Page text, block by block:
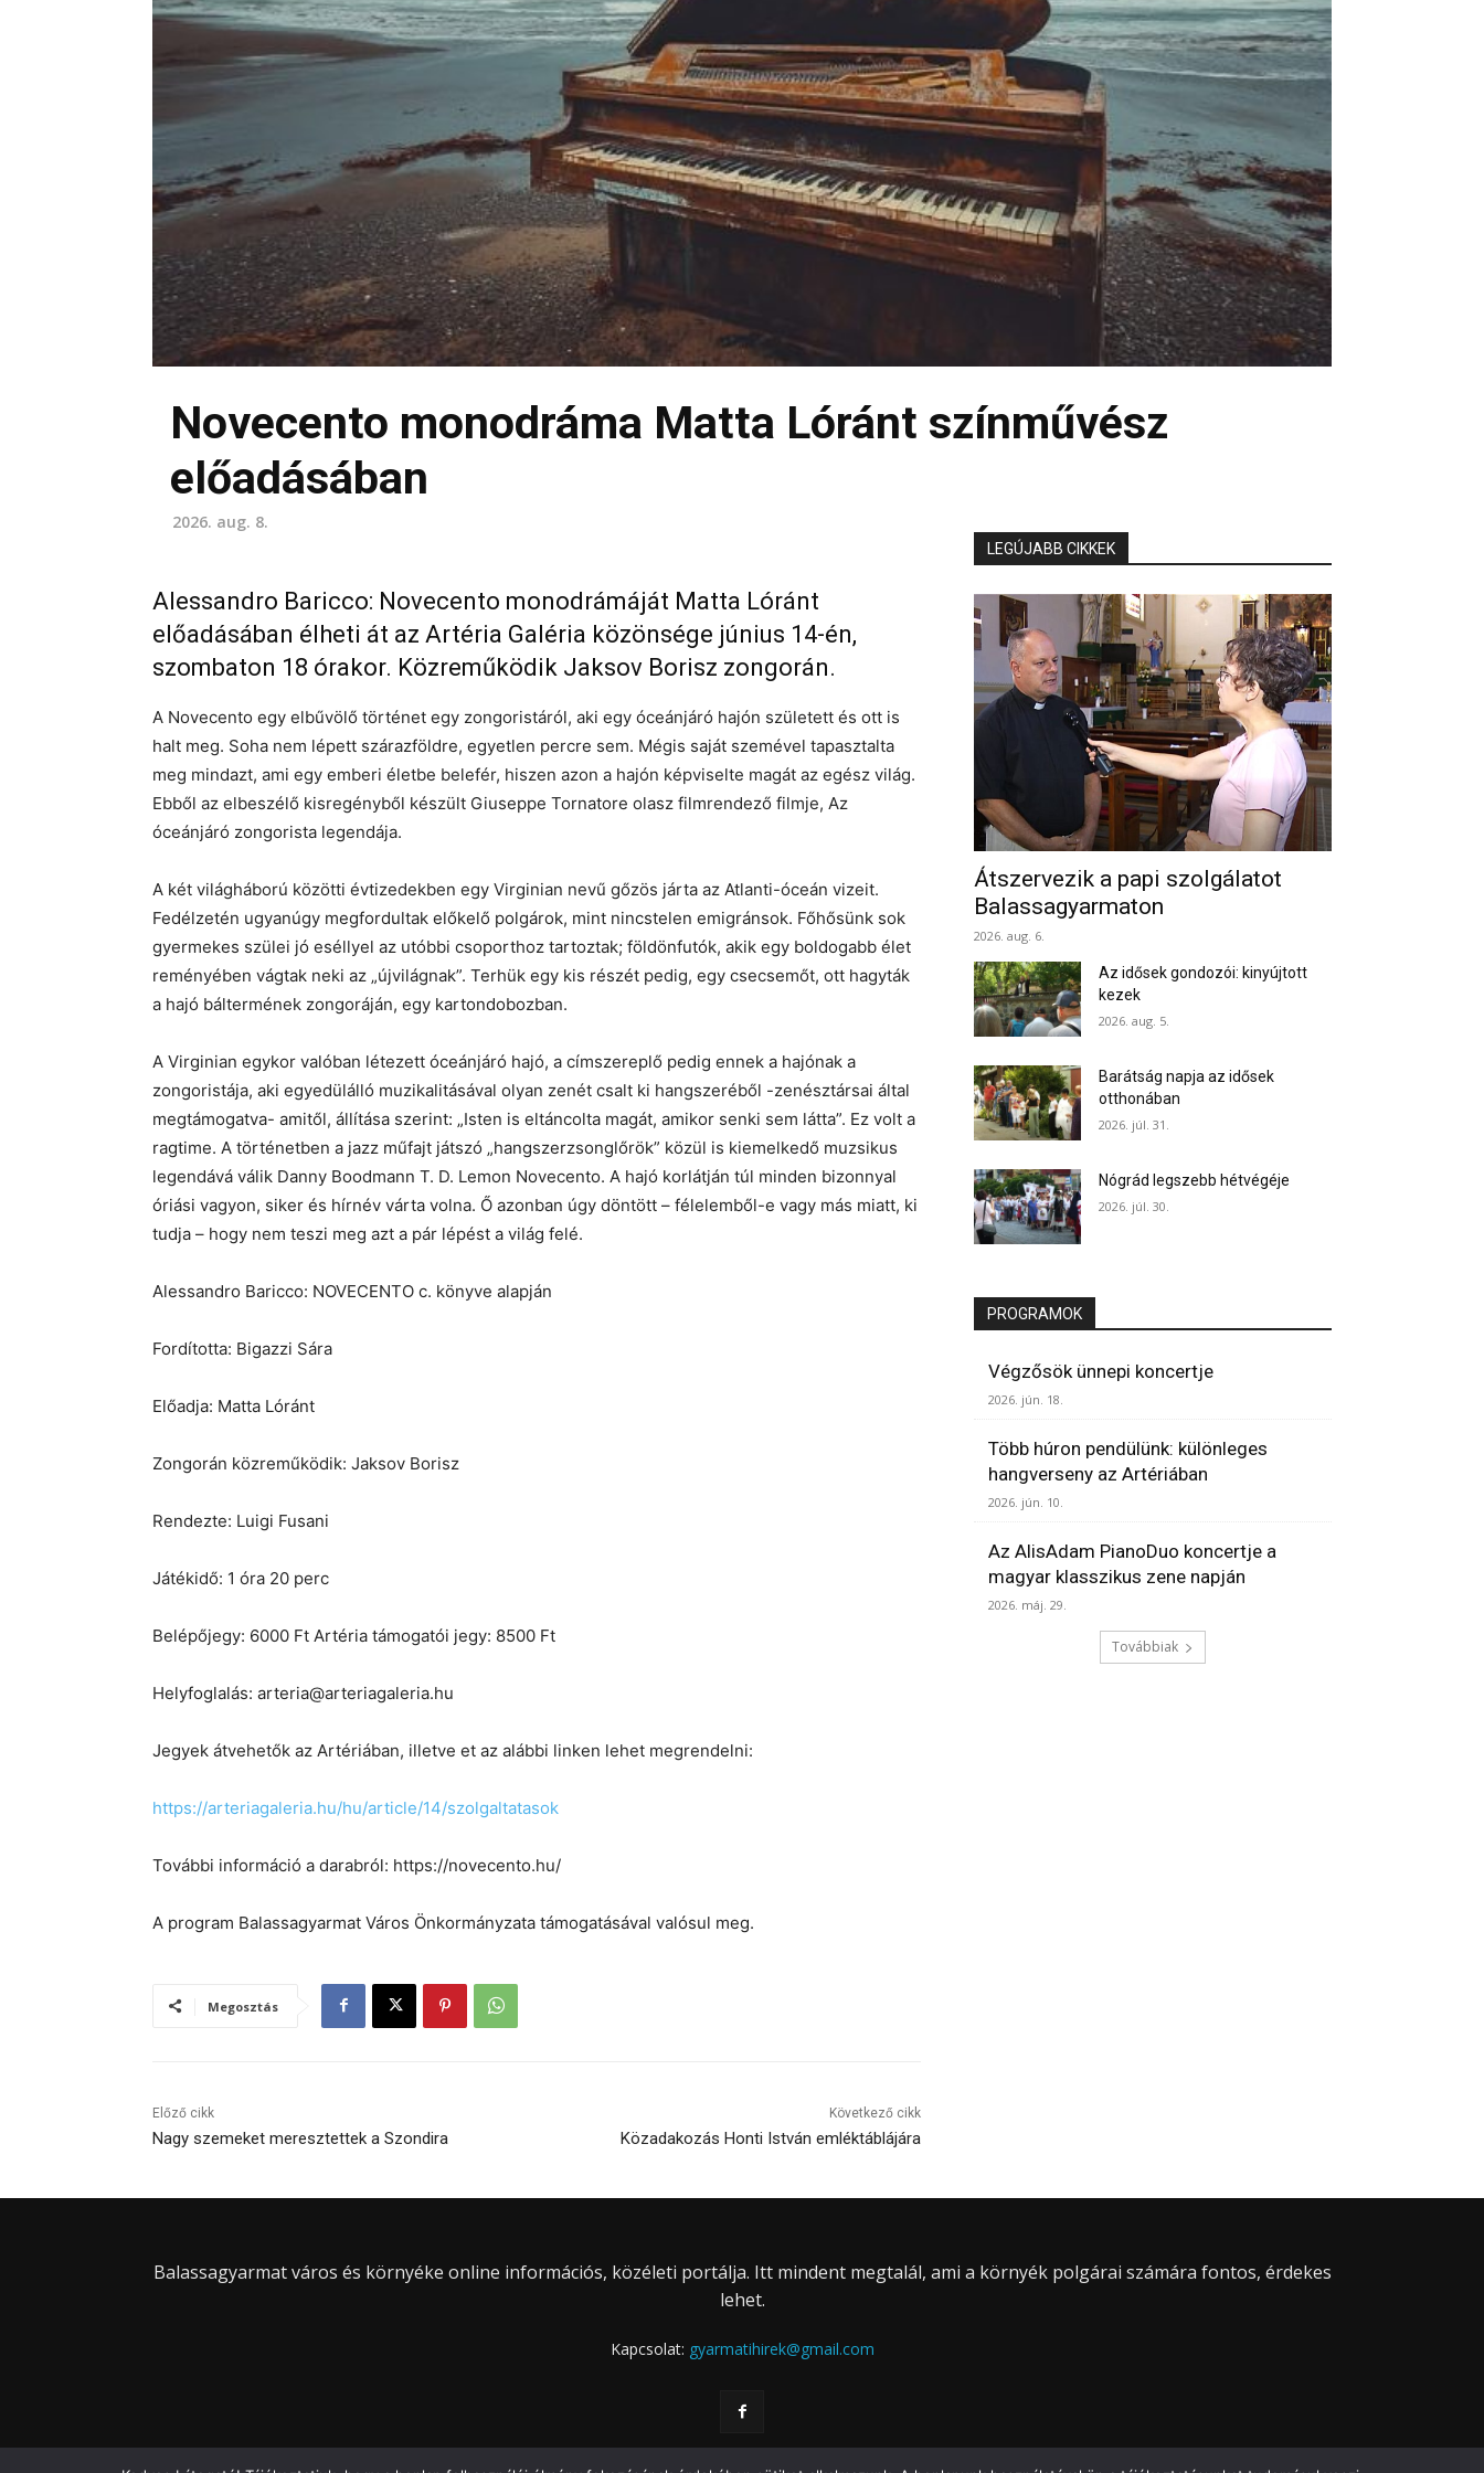
Novecento monodráma Matta Lóránt színművész
előadásában
2026. aug. 8.
Alessandro Baricco: Novecento monodrámáját Matta Lóránt
előadásában élheti át az Artéria Galéria közönsége június 14-én,
szombaton 18 órakor. Közreműködik Jaksov Borisz zongorán.
A Novecento egy elbűvölő történet egy zongoristáról, aki egy óceánjáró hajón született és ott is
halt meg. Soha nem lépett szárazföldre, egyetlen percre sem. Mégis saját szemével tapasztalta
meg mindazt, ami egy emberi életbe belefér, hiszen azon a hajón képviselte magát az egész világ.
Ebből az elbeszélő kisregényből készült Giuseppe Tornatore olasz filmrendező filmje, Az
óceánjáró zongorista legendája.
A két világháború közötti évtizedekben egy Virginian nevű gőzös járta az Atlanti-óceán vizeit.
Fedélzetén ugyanúgy megfordultak előkelő polgárok, mint nincstelen emigránsok. Főhősünk sok
gyermekes szülei jó eséllyel az utóbbi csoporthoz tartoztak; földönfutók, akik egy boldogabb élet
reményében vágtak neki az „újvilágnak”. Terhük egy kis részét pedig, egy csecsemőt, ott hagyták
a hajó báltermének zongoráján, egy kartondobozban.
A Virginian egykor valóban létezett óceánjáró hajó, a címszereplő pedig ennek a hajónak a
zongoristája, aki egyedülálló muzikalitásával olyan zenét csalt ki hangszeréből -zenésztársai által
megtámogatva- amitől, állítása szerint: „Isten is eltáncolta magát, amikor senki sem látta”. Ez volt a
ragtime. A történetben a jazz műfajt játszó „hangszerzsonglőrök” közül is kiemelkedő muzsikus
legendává válik Danny Boodmann T. D. Lemon Novecento. A hajó korlátján túl minden bizonnyal
óriási vagyon, siker és hírnév várta volna. Ő azonban úgy döntött – félelemből-e vagy más miatt, ki
tudja – hogy nem teszi meg azt a pár lépést a világ felé.
Alessandro Baricco: NOVECENTO c. könyve alapján
Fordította: Bigazzi Sára
Előadja: Matta Lóránt
Zongorán közreműködik: Jaksov Borisz
Rendezte: Luigi Fusani
Játékidő: 1 óra 20 perc
Belépőjegy: 6000 Ft Artéria támogatói jegy: 8500 Ft
Helyfoglalás: arteria@arteriagaleria.hu
Jegyek átvehetők az Artériában, illetve et az alábbi linken lehet megrendelni:
https://arteriagaleria.hu/hu/article/14/szolgaltatasok
További információ a darabról: https://novecento.hu/
A program Balassagyarmat Város Önkormányzata támogatásával valósul meg.
Megosztás
Előző cikk
Nagy szemeket meresztettek a Szondira
Következő cikk
Közadakozás Honti István emléktáblájára
LEGÚJABB CIKKEK
Átszervezik a papi szolgálatot
Balassagyarmaton
2026. aug. 6.
Az idősek gondozói: kinyújtott
kezek
2026. aug. 5.
Barátság napja az idősek
otthonában
2026. júl. 31.
Nógrád legszebb hétvégéje
2026. júl. 30.
PROGRAMOK
Végzősök ünnepi koncertje
2026. jún. 18.
Több húron pendülünk: különleges
hangverseny az Artériában
2026. jún. 10.
Az AlisAdam PianoDuo koncertje a
magyar klasszikus zene napján
2026. máj. 29.
Továbbiak
Balassagyarmat város és környéke online információs, közéleti portálja. Itt mindent megtalál, ami a környék polgárai számára fontos, érdekes
lehet.
Kapcsolat: gyarmatihirek@gmail.com